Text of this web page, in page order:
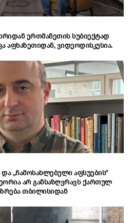
ერთმანეთის სუბიექტად
აფხაზეთიდან, ვიდეოდისკუსია.
და „ჩამოსახლებული აფსუების“
არ განსაზღვრავს ქართულ
თბილისიდან